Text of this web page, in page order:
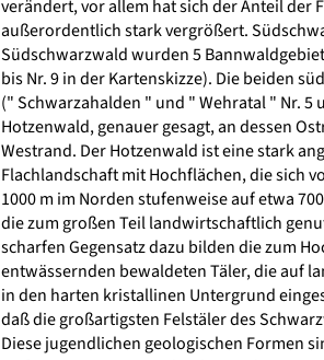
verändert, vor allem hat sich der Anteil der
außerordentlich stark vergrößert.
Südschwarzwald wurden 5
bis Nr. 9 in der Kartenskizze). Die beiden
(" Schwarzahalden " und " Wehratal " Nr. 5
Hotzenwald, genauer gesagt, an dessen
Westrand. Der Hotzenwald ist eine stark
Flachlandschaft mit Hochflächen, die sich
1000 m im Norden stufenweise auf etwa
die zum großen Teil landwirtschaftlich
scharfen Gegensatz dazu bilden die zum
entwässernden bewaldeten Täler, die auf
in den harten kristallinen Untergrund
daß die großartigsten Felstäler des
Diese jugendlichen geologischen Formen